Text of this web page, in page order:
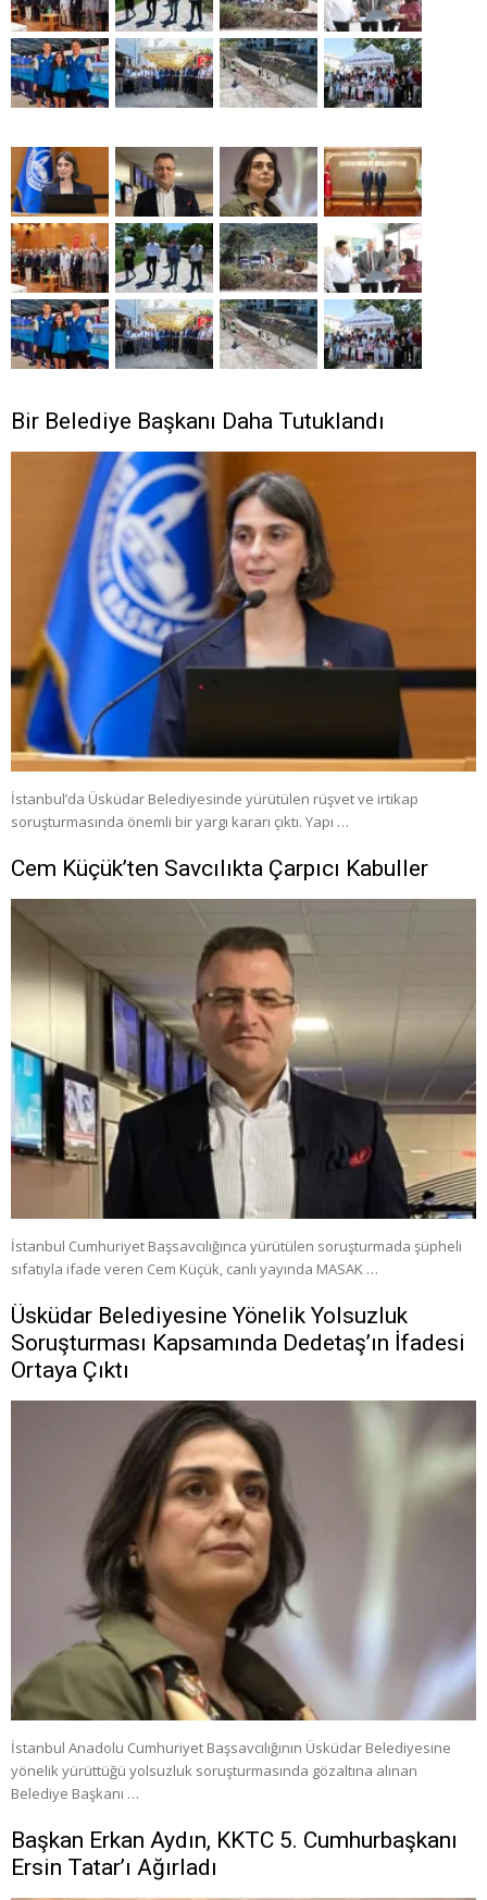
Bir Belediye Başkanı Daha Tutuklandı
İstanbul’da Üsküdar Belediyesinde yürütülen rüşvet ve irtikap
soruşturmasında önemli bir yargı kararı çıktı. Yapı …
Cem Küçük’ten Savcılıkta Çarpıcı Kabuller
İstanbul Cumhuriyet Başsavcılığınca yürütülen soruşturmada şüpheli
sıfatıyla ifade veren Cem Küçük, canlı yayında MASAK …
Üsküdar Belediyesine Yönelik Yolsuzluk
Soruşturması Kapsamında Dedetaş’ın İfadesi
Ortaya Çıktı
İstanbul Anadolu Cumhuriyet Başsavcılığının Üsküdar Belediyesine
yönelik yürüttüğü yolsuzluk soruşturmasında gözaltına alınan
Belediye Başkanı …
Başkan Erkan Aydın, KKTC 5. Cumhurbaşkanı
Ersin Tatar’ı Ağırladı